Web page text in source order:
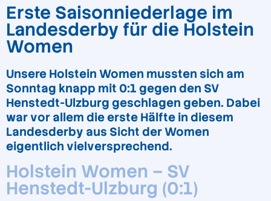
Erste Saisonniederlage im
Landesderby für die Holstein
Women
Unsere Holstein Women mussten sich am
Sonntag knapp mit 0:1 gegen den SV
Henstedt-Ulzburg geschlagen geben. Dabei
war vor allem die erste Hälfte in diesem
Landesderby aus Sicht der Women
eigentlich vielversprechend.
Holstein Women – SV
Henstedt-Ulzburg (0:1)